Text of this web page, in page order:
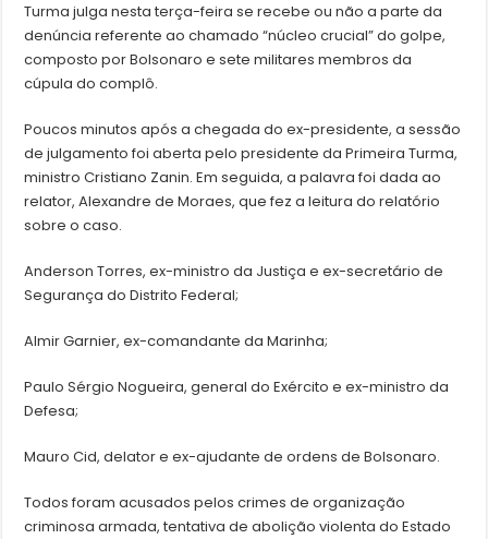
Turma julga nesta terça-feira se recebe ou não a parte da
denúncia referente ao chamado “núcleo crucial” do golpe,
composto por Bolsonaro e sete militares membros da
cúpula do complô.
Poucos minutos após a chegada do ex-presidente, a sessão
de julgamento foi aberta pelo presidente da Primeira Turma,
ministro Cristiano Zanin. Em seguida, a palavra foi dada ao
relator, Alexandre de Moraes, que fez a leitura do relatório
sobre o caso.
Anderson Torres, ex-ministro da Justiça e ex-secretário de
Segurança do Distrito Federal;
Almir Garnier, ex-comandante da Marinha;
Paulo Sérgio Nogueira, general do Exército e ex-ministro da
Defesa;
Mauro Cid, delator e ex-ajudante de ordens de Bolsonaro.
Todos foram acusados pelos crimes de organização
criminosa armada, tentativa de abolição violenta do Estado